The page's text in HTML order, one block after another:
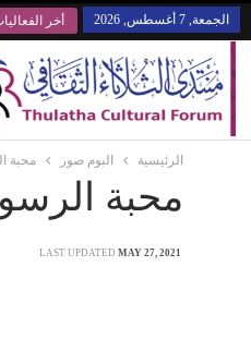
الجمعة, 7 أغسطس, 2026 أخر
الرئيسية البوم صور محبة
محبة
LAST UPDATED MAY 27, 2021